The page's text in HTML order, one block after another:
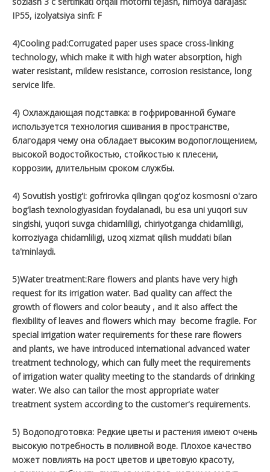
IP55, izolyatsiya sinfi: F
4)Cooling pad:Corrugated paper uses space cross-linking
technology, which make it with high water absorption, high
water resistant, mildew resistance, corrosion resistance, long
service life.
4) Охлаждающая подставка: в гофрированной бумаге
используется технология сшивания в пространстве,
благодаря чему она обладает высоким водопоглощением,
высокой водостойкостью, стойкостью к плесени,
коррозии, длительным сроком службы.
4) Sovutish yostig'i: gofrirovka qilingan qog'oz kosmosni o'zaro
bog'lash texnologiyasidan foydalanadi, bu esa uni yuqori suv
singishi, yuqori suvga chidamliligi, chiriyotganga chidamliligi,
korroziyaga chidamliligi, uzoq xizmat qilish muddati bilan
ta'minlaydi.
5)Water treatment:Rare flowers and plants have very high
request for its irrigation water. Bad quality can affect the
growth of flowers and color beauty , and it also affect the
flexibility of leaves and flowers which may become fragile. For
special irrigation water requirements for these rare flowers
and plants, we have introduced international advanced water
treatment technology, which can fully meet the requirements
of irrigation water quality meeting to the standards of drinking
water. We also can tailor the most appropriate water
treatment system according to the customer's requirements.
5) Водоподготовка: Редкие цветы и растения имеют очень
высокую потребность в поливной воде. Плохое качество
может повлиять на рост цветов и цветовую красоту,